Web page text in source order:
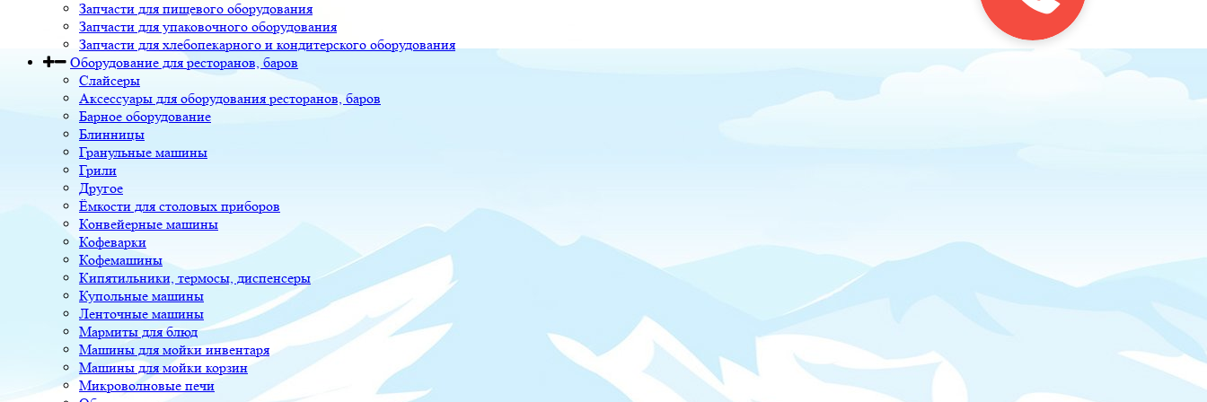
Запчасти для пищевого оборудования
Запчасти для упаковочного оборудования
Запчасти для хлебопекарного и кондитерского оборудования
Оборудование для ресторанов, баров
Слайсеры
Аксессуары для оборудования ресторанов, баров
Барное оборудование
Блинницы
Гранульные машины
Грили
Другое
Ёмкости для столовых приборов
Конвейерные машины
Кофеварки
Кофемашины
Кипятильники, термосы, диспенсеры
Купольные машины
Ленточные машины
Мармиты для блюд
Машины для мойки инвентаря
Машины для мойки корзин
Микроволновые печи